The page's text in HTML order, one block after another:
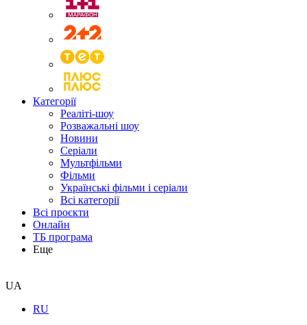
Категорії
Реаліті-шоу
Розважальні шоу
Новини
Серіали
Мультфільми
Фільми
Українські фільми і серіали
Всі категорії
Всі проєкти
Онлайн
ТБ програма
Еще
UA
RU